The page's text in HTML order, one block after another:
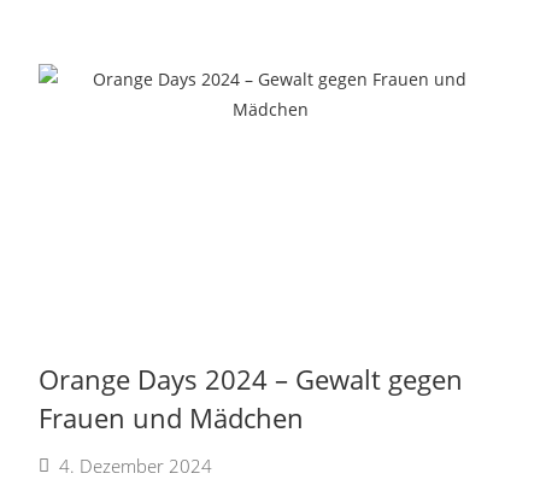
Orange Days 2024 – Gewalt gegen
Frauen und Mädchen
4. Dezember 2024